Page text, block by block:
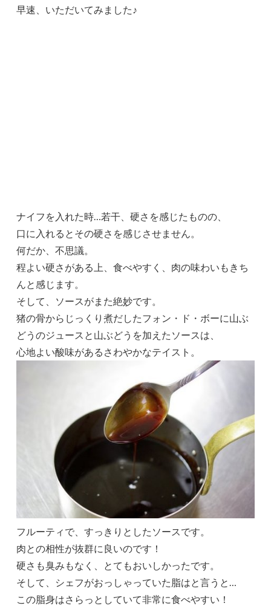
早速、いただいてみました♪
ナイフを入れた時…若干、硬さを感じたものの、
口に入れるとその硬さを感じさせません。
何だか、不思議。
程よい硬さがある上、食べやすく、肉の味わいもきち
んと感じます。
そして、ソースがまた絶妙です。
猪の骨からじっくり煮だしたフォン・ド・ボーに山ぶ
どうのジュースと山ぶどうを加えたソースは、
心地よい酸味があるさわやかなテイスト。
フルーティで、すっきりとしたソースです。
肉との相性が抜群に良いのです！
硬さも臭みもなく、とてもおいしかったです。
そして、シェフがおっしゃっていた脂はと言うと…
この脂身はさらっとしていて非常に食べやすい！